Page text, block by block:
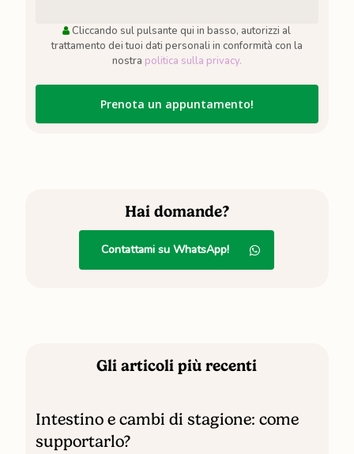
Cliccando sul pulsante qui in basso, autorizzi al
trattamento dei tuoi dati personali in conformità con la
nostra politica sulla privacy.
Hai domande?
Contattami su WhatsApp!
Gli articoli più recenti
e
cambi
Intestino e cambi di stagione: come
supportarlo?